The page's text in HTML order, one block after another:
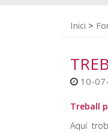
Inici >
10-
Treball
Aquí